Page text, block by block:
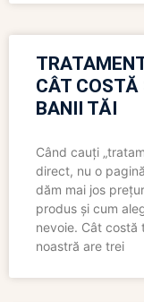
CÂT COSTĂ
BANII TĂI
Când cauți
direct, nu o
dăm mai jos
produs și cum
nevoie. Cât costă
noastră are trei